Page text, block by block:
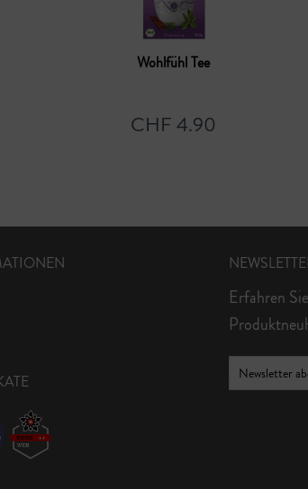
Wohlfühl Tee
CHF 4.90
Erfahren
Newsletter